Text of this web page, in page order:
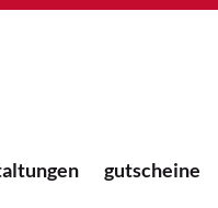
gutscheine